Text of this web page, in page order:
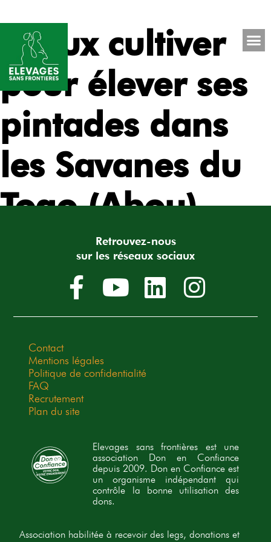
Mieux cultiver
pour élever ses
pintades dans
les Savanes du
Togo (Abou)
Retrouvez-nous
sur les réseaux sociaux
Contact
Mentions légales
Politique de confidentialité
FAQ
Recrutement
Plan du site
Elevages sans frontières est une
association Don en Confiance
depuis 2009. Don en Confiance est
un organisme indépendant qui
contrôle la bonne utilisation des
dons.
Association habilitée à recevoir des legs, donations et